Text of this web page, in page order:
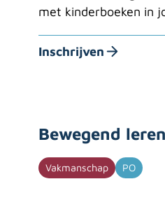
met kinderboeken in
Inschrijven
Bewegend leren
Vakmanschap PO